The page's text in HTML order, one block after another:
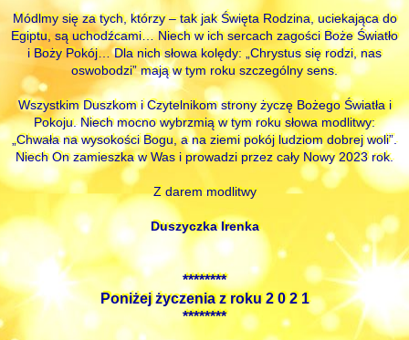
Módlmy się za tych, którzy – tak jak Święta Rodzina, uciekająca do
Egiptu, są uchodźcami… Niech w ich sercach zagości Boże Światło
i Boży Pokój… Dla nich słowa kolędy: „Chrystus się rodzi, nas
oswobodzi” mają w tym roku szczególny sens.
Wszystkim Duszkom i Czytelnikom strony życzę Bożego Światła i
Pokoju. Niech mocno wybrzmią w tym roku słowa modlitwy:
„Chwała na wysokości Bogu, a na ziemi pokój ludziom dobrej woli”.
Niech On zamieszka w Was i prowadzi przez cały Nowy 2023 rok.
Z darem modlitwy
Duszyczka Irenka
********
Poniżej życzenia z roku 2 0 2 1
********